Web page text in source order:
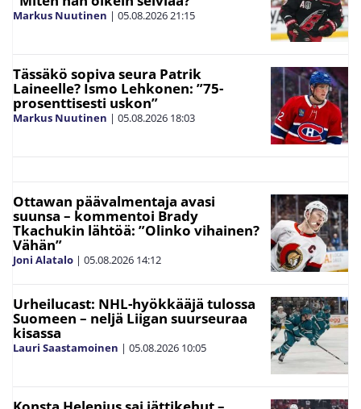
Markus Nuutinen | 05.08.202621:15
Tässäkö sopiva seura Patrik
Laineelle? Ismo Lehkonen: ”75-
prosenttisesti uskon”
Markus Nuutinen | 05.08.2026 18:03
Ottawan päävalmentaja avasi
suunsa – kommentoi Brady
Tkachukin lähtöä: ”Olinko vihainen?
Vähän”
Joni Alatalo | 05.08.2026 14:12
Urheilucast: NHL-hyökkääjä tulossa
Suomeen – neljä Liigan suurseuraa
kisassa
Lauri Saastamoinen | 05.08.2026 10:05